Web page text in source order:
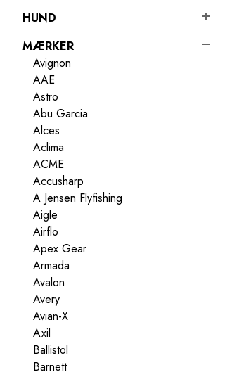
HUND
MÆRKER
Avignon
AAE
Astro
Abu Garcia
Alces
Aclima
ACME
Accusharp
A Jensen Flyfishing
Aigle
Airflo
Apex Gear
Armada
Avalon
Avery
Avian-X
Axil
Ballistol
Barnett